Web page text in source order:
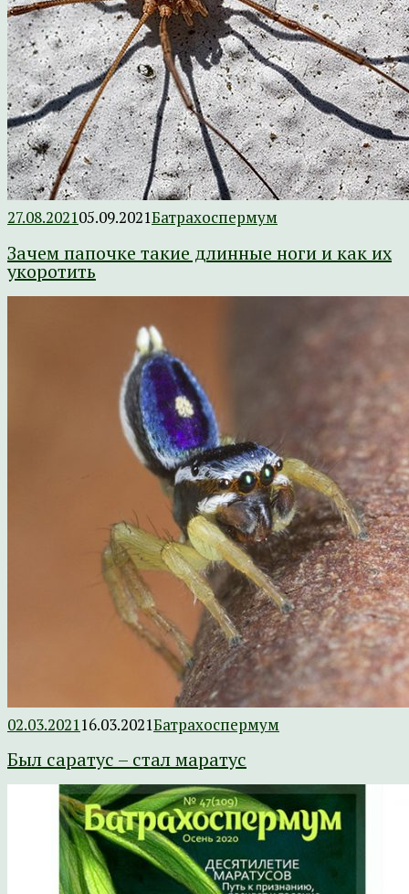
27.08.202105.09.2021Батрахоспермум
Зачем папочке такие длинные ноги и как их
укоротить
02.03.2021 16.03.2021Батрахоспермум
Был саратус – стал маратус